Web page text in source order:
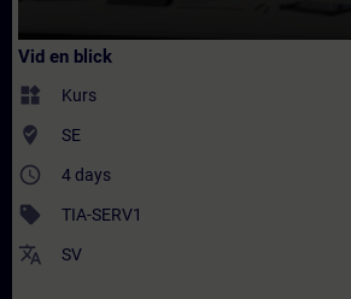
Vid en blick
widgets Kurs
where_to_vote SE
access_time 4 days
sell TIA-SERV1
translate SV